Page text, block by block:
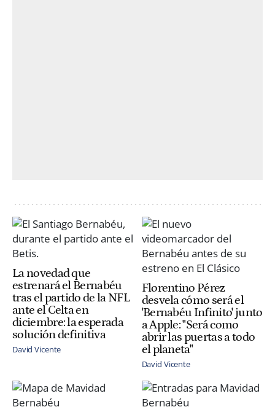
La novedad que
estrenará el Bernabéu
tras el partido de la NFL
ante el Celta en
diciembre: la esperada
solución definitiva
David Vicente
Florentino Pérez
desvela cómo será el
'Bernabéu Infinito' junto
a Apple: "Será como
abrir las puertas a todo
el planeta"
David Vicente